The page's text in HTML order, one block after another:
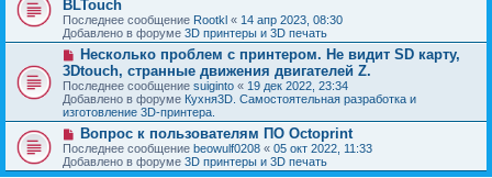
е
щ
е
н
и
е
о
о
б
щ
е
н
и
е
в
о
е
с
о
о
б
щ
е
н
и
е
BLTouch
Последнее сообщение Rootkl « 14 апр 2023, 08:30
Добавлено в форуме 3D принтеры и 3D печать
Н
о
в
о
е
с
о
о
б
щ
Несколько проблем с принтером. Не видит SD карту,
3Dtouch, странные движения двигателей Z.
Последнее сообщение suiginto « 19 дек 2022, 23:34
Добавлено в форуме Кухня3D. Самостоятельная разработка и
изготовление 3D-принтера.
Н
о
в
о
Вопрос к пользователям ПО Octoprint
Последнее сообщение beowulf0208 « 05 окт 2022, 11:33
Добавлено в форуме 3D принтеры и 3D печать